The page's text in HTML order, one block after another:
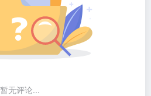
暂无评论...